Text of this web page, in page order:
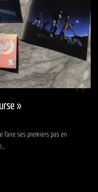
»
faire ses premiers pas en